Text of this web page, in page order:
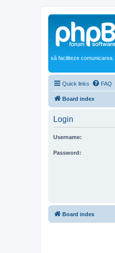
să faciliteze comunicarea.
Quick links FAQ
Board index
Login
Username:
Password:
Board index